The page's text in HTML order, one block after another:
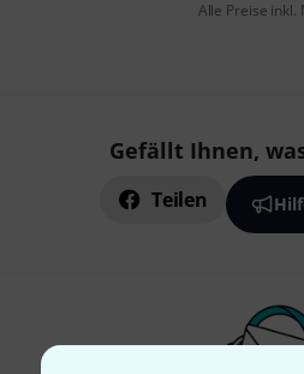
Alle Preise inkl.
Gefällt Ihnen,
Teilen